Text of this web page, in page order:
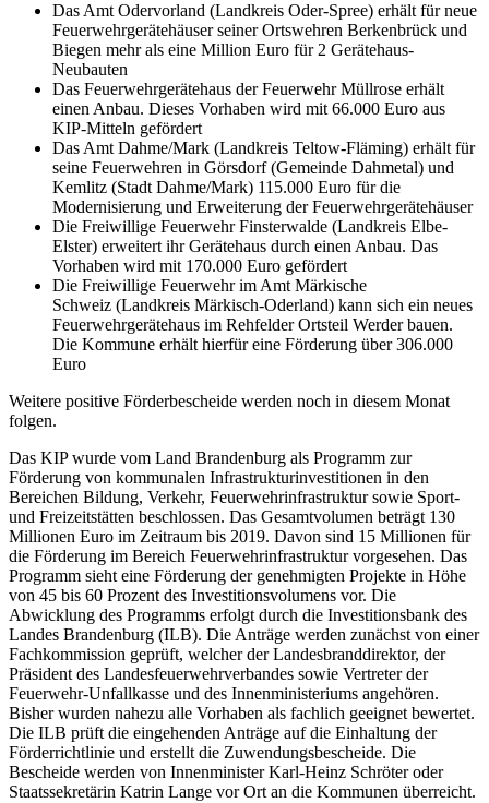
Das Amt Odervorland (Landkreis Oder-Spree) erhält für neue
Feuerwehrgerätehäuser seiner Ortswehren Berkenbrück und
Biegen mehr als eine Million Euro für 2 Gerätehaus-
Neubauten
Das Feuerwehrgerätehaus der Feuerwehr Müllrose erhält
einen Anbau. Dieses Vorhaben wird mit 66.000 Euro aus
KIP-Mitteln gefördert
Das Amt Dahme/Mark (Landkreis Teltow-Fläming) erhält für
seine Feuerwehren in Görsdorf (Gemeinde Dahmetal) und
Kemlitz (Stadt Dahme/Mark) 115.000 Euro für die
Modernisierung und Erweiterung der Feuerwehrgerätehäuser
Die Freiwillige Feuerwehr Finsterwalde (Landkreis Elbe-
Elster) erweitert ihr Gerätehaus durch einen Anbau. Das
Vorhaben wird mit 170.000 Euro gefördert
Die Freiwillige Feuerwehr im Amt Märkische
Schweiz (Landkreis Märkisch-Oderland) kann sich ein neues
Feuerwehrgerätehaus im Rehfelder Ortsteil Werder bauen.
Die Kommune erhält hierfür eine Förderung über 306.000
Euro
Weitere positive Förderbescheide werden noch in diesem Monat
folgen.
Das KIP wurde vom Land Brandenburg als Programm zur
Förderung von kommunalen Infrastrukturinvestitionen in den
Bereichen Bildung, Verkehr, Feuerwehrinfrastruktur sowie Sport-
und Freizeitstätten beschlossen. Das Gesamtvolumen beträgt 130
Millionen Euro im Zeitraum bis 2019. Davon sind 15 Millionen für
die Förderung im Bereich Feuerwehrinfrastruktur vorgesehen. Das
Programm sieht eine Förderung der genehmigten Projekte in Höhe
von 45 bis 60 Prozent des Investitionsvolumens vor. Die
Abwicklung des Programms erfolgt durch die Investitionsbank des
Landes Brandenburg (ILB). Die Anträge werden zunächst von einer
Fachkommission geprüft, welcher der Landesbranddirektor, der
Präsident des Landesfeuerwehrverbandes sowie Vertreter der
Feuerwehr-Unfallkasse und des Innenministeriums angehören.
Bisher wurden nahezu alle Vorhaben als fachlich geeignet bewertet.
Die ILB prüft die eingehenden Anträge auf die Einhaltung der
Förderrichtlinie und erstellt die Zuwendungsbescheide. Die
Bescheide werden von Innenminister Karl-Heinz Schröter oder
Staatssekretärin Katrin Lange vor Ort an die Kommunen überreicht.